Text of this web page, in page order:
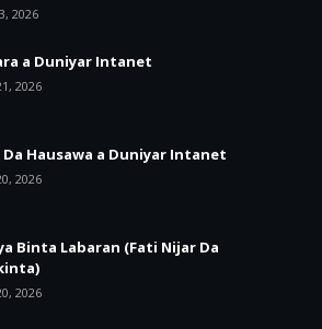
2026
a Duniyar Intanet
2026
Da Hausawa a Duniyar Intanet
2026
Binta Labaran (Fati Nijar Da
2026